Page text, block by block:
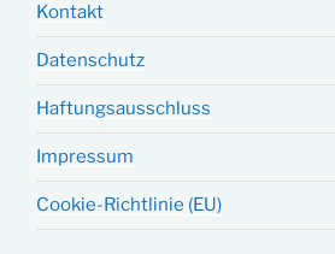
Kontakt
Datenschutz
Haftungsausschluss
Impressum
Cookie-Richtlinie (EU)